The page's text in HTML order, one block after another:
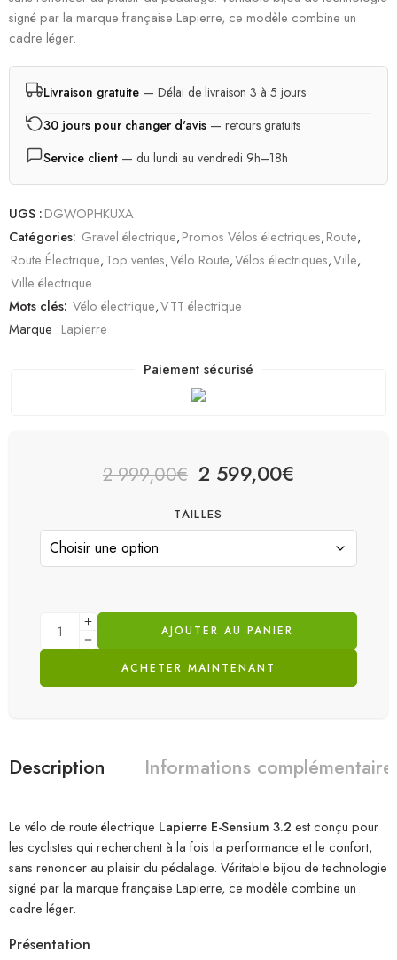
signé par la marque française Lapierre, ce modèle combine un
cadre léger.
Livraison gratuite — Délai de livraison 3 à 5 jours
30 jours pour changer d'avis — retours gratuits
Service client — du lundi au vendredi 9h–18h
UGS :DGWOPHKUXA
Catégories: Gravel électrique,Promos Vélos électriques,Route,
Route Électrique,Top ventes,Vélo Route,Vélos électriques,Ville,
Ville électrique
Mots clés: Vélo électrique,VTT électrique
Marque :Lapierre
Paiement sécurisé
2 999,00€ 2 599,00€
TAILLES
AJOUTER AU PANIER
ACHETER MAINTENANT
Description Informations
Le vélo de route électrique Lapierre E-Sensium 3.2 est conçu pour
les cyclistes qui recherchent à la fois la performance et le confort,
sans renoncer au plaisir du pédalage. Véritable bijou de technologie
signé par la marque française Lapierre, ce modèle combine un
cadre léger.
Présentation